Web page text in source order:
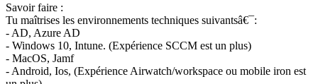
Savoir faire :
Tu maîtrises les environnements techniques suivantsâ€¯:
- AD, Azure AD
- Windows 10, Intune. (Expérience SCCM est un plus)
- MacOS, Jamf
- Android, Ios, (Expérience Airwatch/workspace ou mobile iron est